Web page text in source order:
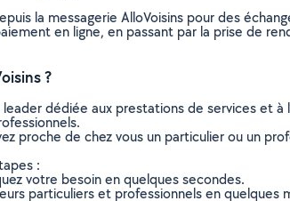
la messagerie AlloVoisins pour des
en ligne, en passant par la prise de
?
leader dédiée aux prestations de services et
proche de chez vous un particulier ou un
:
votre besoin en quelques secondes.
particuliers et professionnels en quelques